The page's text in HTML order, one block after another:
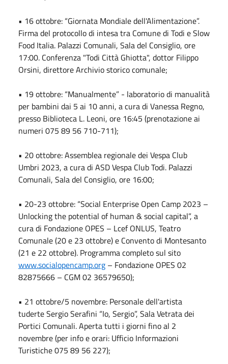
• 16 ottobre: “Giornata Mondiale dell'Alimentazione”.
Firma del protocollo di intesa tra Comune di Todi e Slow
Food Italia. Palazzi Comunali, Sala del Consiglio, ore
17:00. Conferenza "Todi Città Ghiotta", dottor Filippo
Orsini, direttore Archivio storico comunale;
• 19 ottobre: “Manualmente” - laboratorio di manualità
per bambini dai 5 ai 10 anni, a cura di Vanessa Regno,
presso Biblioteca L. Leoni, ore 16:45 (prenotazione ai
numeri 075 89 56 710-711);
• 20 ottobre: Assemblea regionale dei Vespa Club
Umbri 2023, a cura di ASD Vespa Club Todi. Palazzi
Comunali, Sala del Consiglio, ore 16:00;
• 20-23 ottobre: “Social Enterprise Open Camp 2023 –
Unlocking the potential of human & social capital”, a
cura di Fondazione OPES – Lcef ONLUS, Teatro
Comunale (20 e 23 ottobre) e Convento di Montesanto
(21 e 22 ottobre). Programma completo sul sito
www.socialopencamp.org – Fondazione OPES 02
82875666 – CGM 02 36579650);
• 21 ottobre/5 novembre: Personale dell'artista
tuderte Sergio Serafini “Io, Sergio”, Sala Vetrata dei
Portici Comunali. Aperta tutti i giorni fino al 2
novembre (per info e orari: Ufficio Informazioni
Turistiche 075 89 56 227);